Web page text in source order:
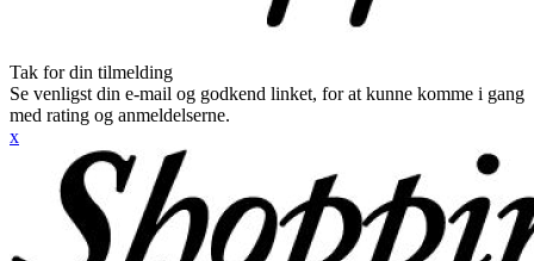
Tak for din tilmelding
Se venligst din e-mail og godkend linket, for at kunne komme i gang
med rating og anmeldelserne.
x